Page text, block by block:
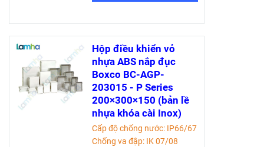
Hộp điều khiển vỏ
nhựa ABS nắp đục
Boxco BC-AGP-
203015 - P Series
200×300×150 (bản lề
nhựa khóa cài Inox)
Cấp độ chống nước: IP66/67
Chống va đập: IK 07/08